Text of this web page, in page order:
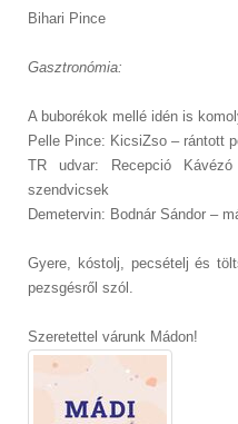
Bihari Pince
Gasztronómia:
A buborékok mellé idén is
Pelle Pince: KicsiZso – rántott
TR udvar: Recepció
szendvicsek
Demetervin: Bodnár Sándor –
Gyere, kóstolj, pecsételj és
pezsgésről szól.
Szeretettel várunk Mádon!